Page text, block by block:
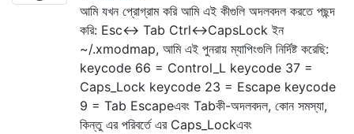
আমি যখন প্রোগ্রাম করি আমি এই কীগুলি অদলবদল করতে পছন্দ
করি: Esc↔ Tab Ctrl↔CapsLock ইন
~/.xmodmap, আমি এই পুনরায় ম্যাপিংগুলি নির্দিষ্ট করেছি:
keycode 66 = Control_L keycode 37 =
Caps_Lock keycode 23 = Escape keycode
9 = Tab Escapeএবং Tabকী-অদলবদল, কোন সমস্যা,
কিন্তু এর পরিবর্তে এর Caps_Lockএবং